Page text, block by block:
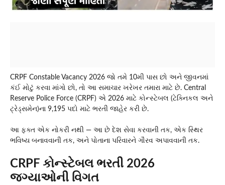
CRPF Constable Vacancy 2026 જો તમે 10મી પાસ છો અને જીવનમાં
કંઈ મોટું કરવા માંગો છો, તો આ સમાચાર ખરેખર તમારા માટે છે. Central
Reserve Police Force (CRPF) એ 2026 માટે કોન્સ્ટેબલ (ટેક્નિકલ અને
ટ્રેડ્સમેન)ના 9,195 પદો માટે ભરતી જાહેર કરી છે.
આ ફક્ત એક નોકરી નથી — આ છે દેશ સેવા કરવાની તક, એક સ્થિર
ભવિષ્ય બનાવવાની તક, અને પોતાના પરિવારને ગૌરવ અપાવવાની તક.
CRPF કોન્સ્ટેબલ ભરતી 2026
જગ્યાઓની વિગત